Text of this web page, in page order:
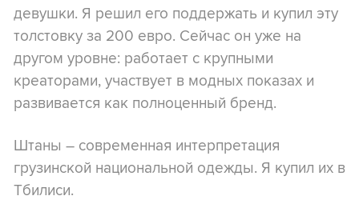
девушки. Я решил его поддержать и купил эту
толстовку за 200 евро. Сейчас он уже на
другом уровне: работает с крупными
креаторами, участвует в модных показах и
развивается как полноценный бренд.
Штаны – современная интерпретация
грузинской национальной одежды. Я купил их в
Тбилиси.